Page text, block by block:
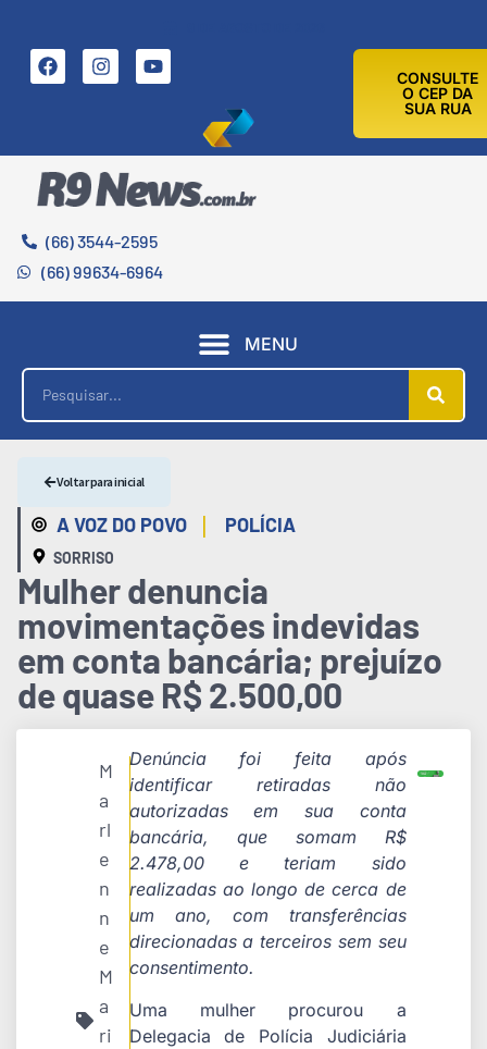
CONSULTE
O CEP DA
SUA RUA
(66) 3544-2595
(66) 99634-6964
MENU
A VOZ DO POVO | POLÍCIA
SORRISO
Voltar para inicial
Mulher denuncia
movimentações indevidas
em conta bancária; prejuízo
de quase R$ 2.500,00
M
a
rl
e
n
n
e
M
a
ri
Denúncia foi feita após
identificar retiradas não
autorizadas em sua conta
bancária, que somam R$
2.478,00 e teriam sido
realizadas ao longo de cerca de
um ano, com transferências
direcionadas a terceiros sem seu
consentimento.
Uma mulher procurou a
Delegacia de Polícia Judiciária